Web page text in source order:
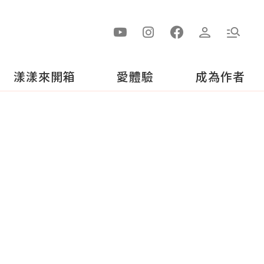
漾漾來開箱 愛體驗 成為作者